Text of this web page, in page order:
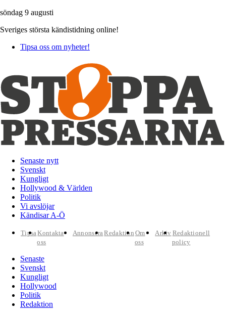
söndag 9 augusti
Sveriges största kändistidning online!
Tipsa oss om nyheter!
Senaste nytt
Svenskt
Kungligt
Hollywood & Världen
Politik
Vi avslöjar
Kändisar A-Ö
TipsaKontakta
oss
AnnonseraRedaktion Om
oss
Arkiv Redaktionell
policy
Senaste
Svenskt
Kungligt
Hollywood
Politik
Redaktion